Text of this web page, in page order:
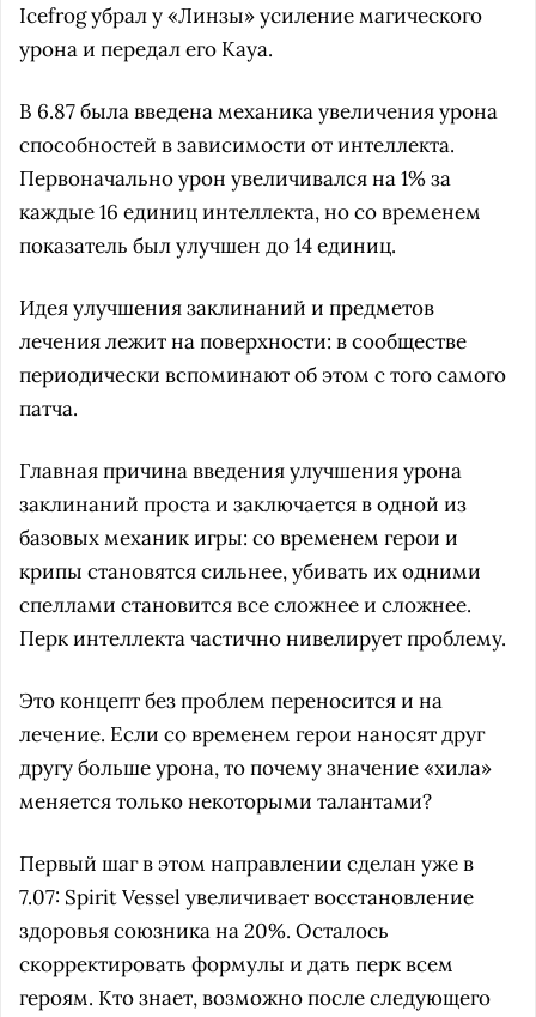
Icefrog убрал у «Линзы» усиление магического
урона и передал его Kaya.
В 6.87 была введена механика увеличения урона
способностей в зависимости от интеллекта.
Первоначально урон увеличивался на 1% за
каждые 16 единиц интеллекта, но со временем
показатель был улучшен до 14 единиц.
Идея улучшения заклинаний и предметов
лечения лежит на поверхности: в сообществе
периодически вспоминают об этом с того самого
патча.
Главная причина введения улучшения урона
заклинаний проста и заключается в одной из
базовых механик игры: со временем герои и
крипы становятся сильнее, убивать их одними
спеллами становится все сложнее и сложнее.
Перк интеллекта частично нивелирует проблему.
Это концепт без проблем переносится и на
лечение. Если со временем герои наносят друг
другу больше урона, то почему значение «хила»
меняется только некоторыми талантами?
Первый шаг в этом направлении сделан уже в
7.07: Spirit Vessel увеличивает восстановление
здоровья союзника на 20%. Осталось
скорректировать формулы и дать перк всем
героям. Кто знает, возможно после следующего